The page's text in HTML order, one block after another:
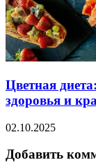
Цветная
здоровья и
02.10.2025
Добавить